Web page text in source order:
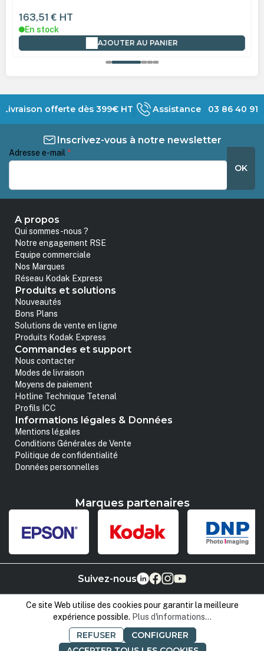
163,51 € HT
En stock
AJOUTER AU PANIER
Livraison offerte dès 399€ HT Assistance 03 86 40 91
Inscrivez-vous à notre newsletter
Adresse e-mail *
OK
A propos
Qui sommes-nous ?
Notre engagement RSE
Equipe commerciale
Nos Marques
Réseau Kodak Express
Produits et solutions
Nouveautés
Bons Plans
Solutions de vente en ligne
Produits Kodak Express
Commandes et support
Nous contacter
Modes de livraison
Moyens de paiement
Hotline Technique Tetenal
Profils ICC
Informations légales & Données
Mentions légales
Conditions Générales de Vente
Politique de confidentialité
Données personnelles
Marques partenaires
Suivez-nous
Ce site Web utilise des cookies pour garantir la meilleure
expérience possible. Plus d'informations...
REFUSER
CONFIGURER